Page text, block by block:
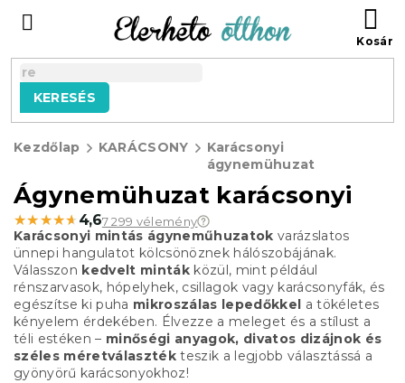
tartalomhoz
KERESÉS
Kezdőlap KARÁCSONY
Karácsonyi
ágynemühuzat
Ágynemühuzat karácsonyi
★★★★★
★★★★★ 4,67 299 vélemény
Karácsonyi mintás ágyneműhuzatok varázslatos
ünnepi hangulatot kölcsönöznek hálószobájának.
Válasszon kedvelt minták közül, mint például
rénszarvasok, hópelyhek, csillagok vagy karácsonyfák, és
egészítse ki puha mikroszálas lepedőkkel
a tökéletes
kényelem érdekében. Élvezze a meleget és a stílust a
téli estéken – minőségi anyagok, divatos dizájnok és
széles méretválaszték teszik a legjobb választássá a
gyönyörű karácsonyokhoz!